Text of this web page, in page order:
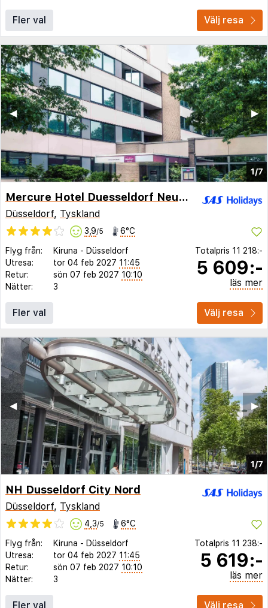
Fler val Välj resa
1/7
▶︎
◀︎
Mercure Hotel Duesseldorf Neuss
Düsseldorf, Tyskland
3,9/5 6°C
Flyg från: Kiruna - Düsseldorf
Utresa:
tor 04 feb 2027 11:45
Retur:
sön 07 feb 2027 10:10
Nätter:
3
Totalpris 11 218:-
5 609:-
läs mer
Fler val Välj resa
1/7
▶︎
◀︎
NH Dusseldorf City Nord
Düsseldorf, Tyskland
4,3/5 6°C
Flyg från: Kiruna - Düsseldorf
Utresa:
tor 04 feb 2027 11:45
Retur:
sön 07 feb 2027 10:10
Nätter:
3
Totalpris 11 238:-
5 619:-
läs mer
Fler val Välj resa